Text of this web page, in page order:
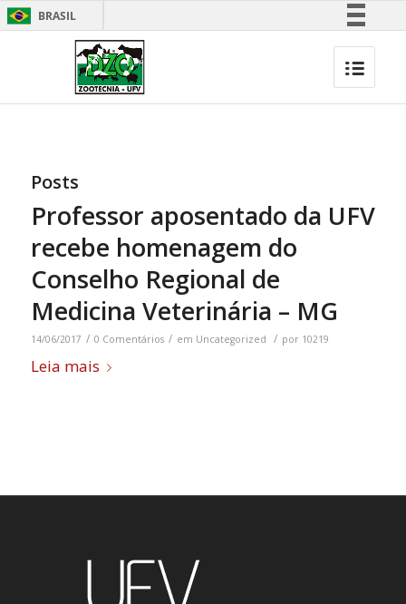
BRASIL
Posts
Professor aposentado da UFV
recebe homenagem do
Conselho Regional de
Medicina Veterinária – MG
14/06/2017 / 0 Comentários / em Uncategorized / por 10219
Leia mais